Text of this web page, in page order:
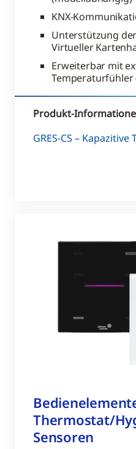
KNX-
Unterstützung
Virtueller
Erweiterbar mit
Temperaturfühler
Produkt-
GRES-CS – Kapazitive
Thermostat/
Sensoren